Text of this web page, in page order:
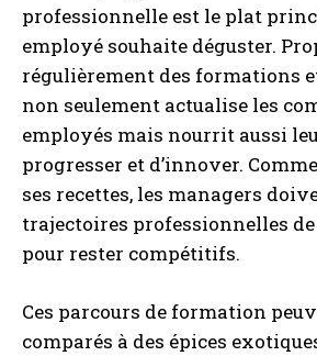
professionnelle est le plat
employé souhaite déguster.
régulièrement des formations
non seulement actualise les
employés mais nourrit aussi
progresser et d’innover.
ses recettes, les managers
trajectoires professionnelles
pour rester compétitifs.
Ces parcours de formation
comparés à des épices